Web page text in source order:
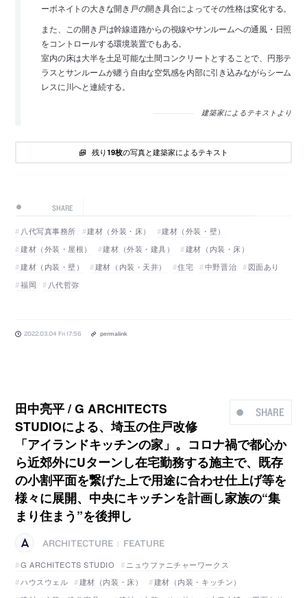
ーボネイトの大きな開き戸の開き具合によってその性格は変化する。
また、この開き戸は幹線道路からの視線やサンルームへの通風・日照
をコントロールする環境装置でもある。
室内の床は大半を土足可能な土間コンクリートとすることで、円形テ
ラスとサンルームが纏う自由な空気感を内部に引き込みながらシーム
レスに川へと連続する。
建築家によるテキストより
残り19枚の写真と建築家によるテキスト
SHARE
八代写真事務所 建材（外装・床）
建材（外装・壁）
建材（外装・屋根）
建材（外装・建具）
建材（内装・床）
建材（内装・壁）
建材（内装・天井） 住宅 中野晋治
図面あり
福岡
八代哲弥
2022.03.04 Fri 17:56 permalink
SHARE
田中亮平 / G ARCHITECTS
STUDIOによる、埼玉の住戸改修
「アイランドキッチンの家」。コロナ禍で都心か
ら近郊外にUターンし在宅勤務する施主で、既存
の小割平面を繋げた上で用途に合わせ仕上げ等を
様々に展開、中央にキッチンを計画し家族の“集
まり住まう”を後押し
ARCHITECTURE
FEATURE
G ARCHITECTS STUDIO
ニュウファニチャーワークス
ハウスウェル
建材（内装・床）
建材（内装・キッチン）